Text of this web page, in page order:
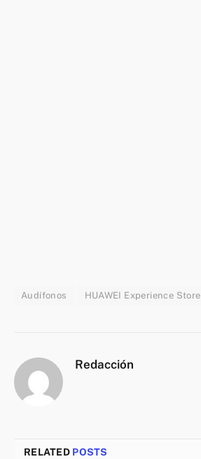
Audífonos HUAWEI Experience Store
Redacción
RELATED POSTS